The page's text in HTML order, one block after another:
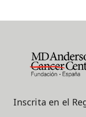
Inscrita en el